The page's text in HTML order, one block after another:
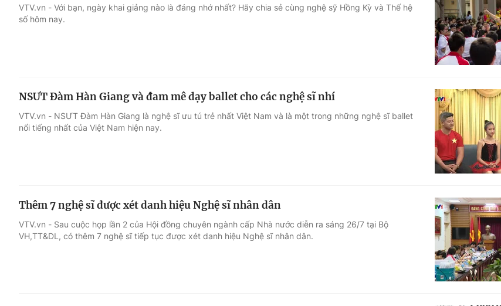
VTV.vn - Với bạn, ngày khai giảng nào là đáng nhớ nhất? Hãy chia sẻ cùng nghệ sỹ Hồng Kỳ và Thế hệ
số hôm nay.
NSƯT Đàm Hàn Giang và đam mê dạy ballet cho các nghệ sĩ nhí
VTV.vn - NSƯT Đàm Hàn Giang là nghệ sĩ ưu tú trẻ nhất Việt Nam và là một trong những nghệ sĩ ballet
nổi tiếng nhất của Việt Nam hiện nay.
Thêm 7 nghệ sĩ được xét danh hiệu Nghệ sĩ nhân dân
VTV.vn - Sau cuộc họp lần 2 của Hội đồng chuyên ngành cấp Nhà nước diễn ra sáng 26/7 tại Bộ
VH,TT&DL, có thêm 7 nghệ sĩ tiếp tục được xét danh hiệu Nghệ sĩ nhân dân.